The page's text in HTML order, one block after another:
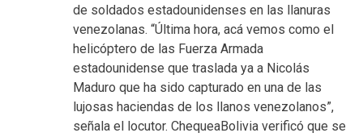
de soldados estadounidenses en las llanuras
venezolanas. “Última hora, acá vemos como el
helicóptero de las Fuerza Armada
estadounidense que traslada ya a Nicolás
Maduro que ha sido capturado en una de las
lujosas haciendas de los llanos venezolanos”,
señala el locutor. ChequeaBolivia verificó que se